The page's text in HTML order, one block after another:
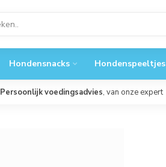
Hondensnacks Hondenspeeltjes
Persoonlijk voedingsadvies, van onze expert